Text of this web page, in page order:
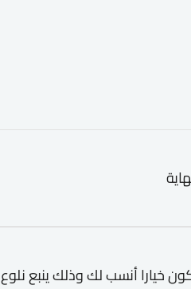
خيارا أنسب لك وذلك ينبع نلوع